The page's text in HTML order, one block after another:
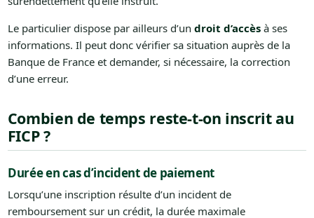
Le particulier dispose par ailleurs d’un droit d’accèsà ses
informations. Il peut donc vérifier sa situation auprès de la
Banque de France et demander, si nécessaire, la correction
d’une erreur.
Combien de temps reste-t-on inscrit au
FICP ?
Durée en cas d’incident de paiement
Lorsqu’une inscription résulte d’un incident de
remboursement sur un crédit, la durée maximale